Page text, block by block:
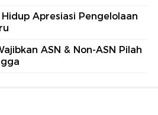
Apresiasi Pengelolaan
ASN & Non-ASN Pilah